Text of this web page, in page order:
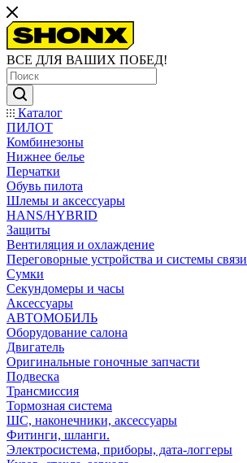
ВСЕ ДЛЯ ВАШИХ ПОБЕД!
Каталог
ПИЛОТ
Комбинезоны
Нижнее белье
Перчатки
Обувь пилота
Шлемы и аксессуары
HANS/HYBRID
Защиты
Вентиляция и охлаждение
Переговорные устройства и системы связи
Сумки
Секундомеры и часы
Аксессуары
АВТОМОБИЛЬ
Оборудование салона
Двигатель
Оригинальные гоночные запчасти
Подвеска
Трансмиссия
Тормозная система
ШС, наконечники, аксессуары
Фитинги, шланги.
Электросистема, приборы, дата-логгеры